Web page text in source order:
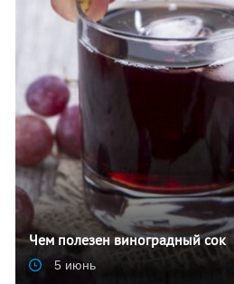
Чем полезен виноградный сок
5 июнь